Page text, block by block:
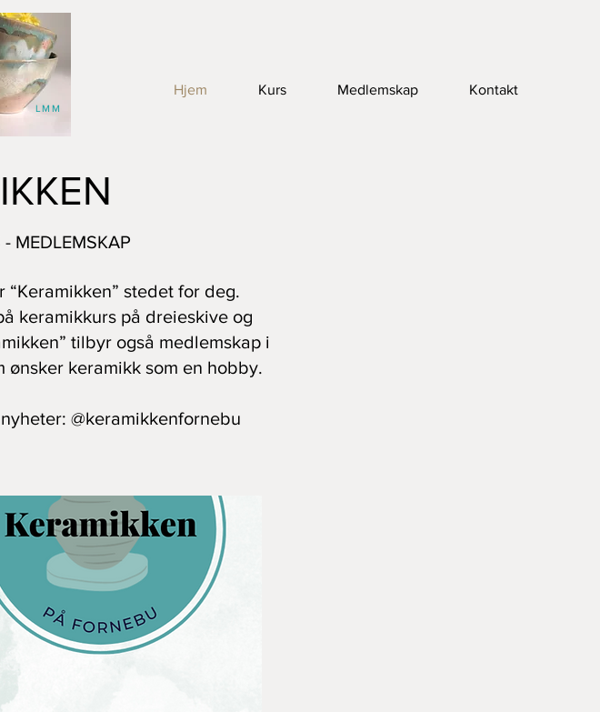
Hjem Kurs Medlemskap Kontakt
LMM
- MEDLEMSKAP
“Keramikken” stedet for deg.
keramikkurs på dreieskive og
tilbyr også medlemskap i
ønsker keramikk som en hobby.
@keramikkenfornebu